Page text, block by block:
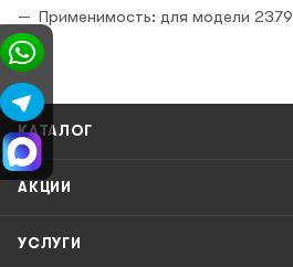
Применимость: для модели 2379
КАТАЛОГ
АКЦИИ
УСЛУГИ